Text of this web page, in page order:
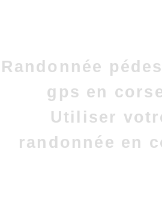
Randonnée
gps en
Utiliser
randonnée en